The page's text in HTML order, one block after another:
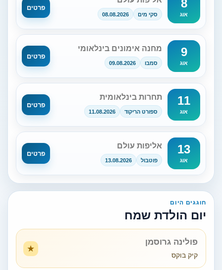
8
אוג סקי מים 08.08.2026
פרטים
9
אוג
מחנה אימונים בינלאומי
סמבו 09.08.2026
פרטים
11
אוג
תחרות בינלאומית
ספורט הריקוד 11.08.2026
פרטים
13
אוג
אליפות עולם
פוטבול 13.08.2026
פרטים
חוגגים היום
יום הולדת שמח
פולינה גרוסמן
קיק בוקס